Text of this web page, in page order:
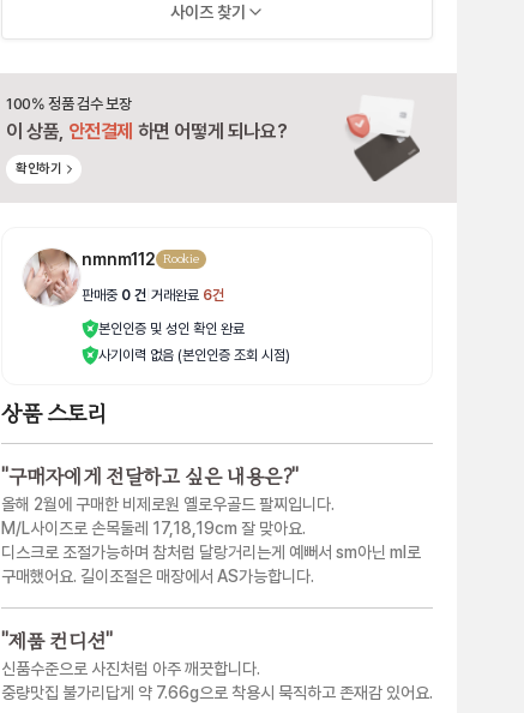
사이즈 찾기
100% 정품 검수 보장
이 상품, 안전결제 하면 어떻게 되나요?
확인하기
nmnm112 Rookie
판매중 0 건 거래완료 6건
본인인증 및 성인 확인 완료
사기이력 없음 (본인인증 조회 시점)
상품 스토리
"구매자에게 전달하고 싶은 내용은?"
올해 2월에 구매한 비제로원 옐로우골드 팔찌입니다.
M/L사이즈로 손목둘레 17,18,19cm 잘 맞아요.
디스크로 조절가능하며 참처럼 달랑거리는게 예뻐서 sm아닌 ml로
구매했어요. 길이조절은 매장에서 AS가능합니다.
"제품 컨디션"
신품수준으로 사진처럼 아주 깨끗합니다.
중량맛집 불가리답게 약 7.66g으로 착용시 묵직하고 존재감 있어요.